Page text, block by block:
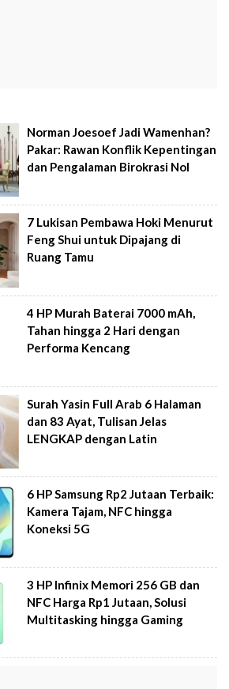
Norman Joesoef Jadi Wamenhan?
Pakar: Rawan Konflik Kepentingan
dan Pengalaman Birokrasi Nol
7 Lukisan Pembawa Hoki Menurut
Feng Shui untuk Dipajang di
Ruang Tamu
4 HP Murah Baterai 7000 mAh,
Tahan hingga 2 Hari dengan
Performa Kencang
Surah Yasin Full Arab 6 Halaman
dan 83 Ayat, Tulisan Jelas
LENGKAP dengan Latin
6 HP Samsung Rp2 Jutaan Terbaik:
Kamera Tajam, NFC hingga
Koneksi 5G
3 HP Infinix Memori 256 GB dan
NFC Harga Rp1 Jutaan, Solusi
Multitasking hingga Gaming